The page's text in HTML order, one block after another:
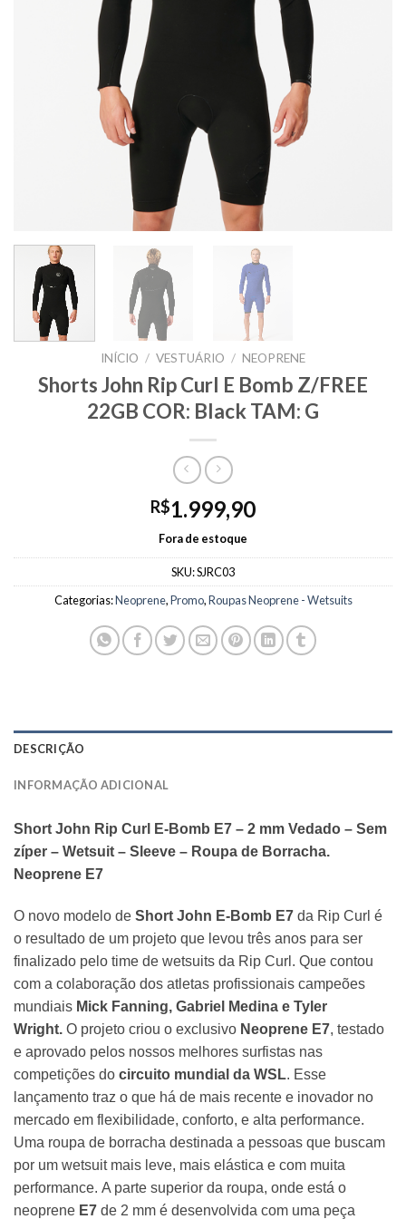
INÍCIO / VESTUÁRIO / NEOPRENE
Shorts John Rip Curl E Bomb Z/FREE
22GB COR: Black TAM: G
R$1.999,90
Fora de estoque
SKU:SJRC03
Categorias:Neoprene,Promo,Roupas Neoprene - Wetsuits
DESCRIÇÃO
INFORMAÇÃO ADICIONAL
Short John Rip Curl E-Bomb E7 – 2 mm Vedado – Sem
zíper – Wetsuit – Sleeve – Roupa de Borracha.
Neoprene E7
O novo modelo de Short John E-Bomb E7 da Rip Curl é
o resultado de um projeto que levou três anos para ser
finalizado pelo time de wetsuits da Rip Curl. Que contou
com a colaboração dos atletas profissionais campeões
mundiais Mick Fanning, Gabriel Medina e Tyler
Wright. O projeto criou o exclusivo Neoprene E7, testado
e aprovado pelos nossos melhores surfistas nas
competições do circuito mundial da WSL. Esse
lançamento traz o que há de mais recente e inovador no
mercado em flexibilidade, conforto, e alta performance.
Uma roupa de borracha destinada a pessoas que buscam
por um wetsuitmais leve, mais elástica e com muita
performance. A parte superior da roupa, onde está o
neoprene E7 de 2 mm é desenvolvida com uma peça